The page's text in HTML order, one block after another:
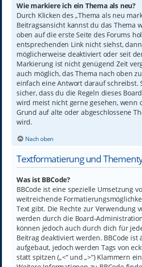
Wie markiere ich ein Thema als neu?
Durch Klicken des „Thema als neu
Beitragsansicht kannst du das Thema
oben auf die erste Seite des Forums
entsprechenden Link nicht siehst,
möglicherweise deaktiviert oder seit
Markierung ist nicht genügend Zeit
auch möglich, das Thema nach oben
einfach eine Antwort darauf schreibst.
sicher, dass du die Regeln dieses
wird meist nicht gerne gesehen, wenn
Grund auf alte oder abgeschlossene
wird.
Nach oben
Textformatierung und
Was ist BBCode?
BBCode ist eine spezielle Umsetzung
weitreichende
Text gibt. Die Rechte zur Verwendung
werden durch die Board-
können jedoch auch durch dich für
Beitrag deaktiviert werden. BBCode ist
aufgebaut, jedoch werden Tags von
statt spitzen („<“ und „>“) Klammern